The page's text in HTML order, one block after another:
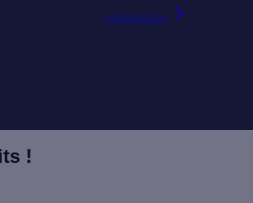
rénovation
!